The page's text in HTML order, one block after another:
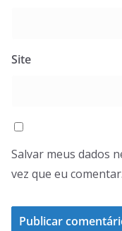
Site
Salvar meus dados
vez que eu comentar.